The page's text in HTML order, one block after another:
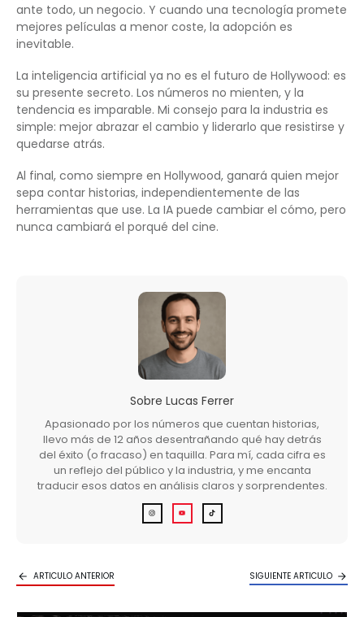
ante todo, un negocio. Y cuando una tecnología promete
mejores películas a menor coste, la adopción es
inevitable.
La inteligencia artificial ya no es el futuro de Hollywood: es
su presente secreto. Los números no mienten, y la
tendencia es imparable. Mi consejo para la industria es
simple: mejor abrazar el cambio y liderarlo que resistirse y
quedarse atrás.
Al final, como siempre en Hollywood, ganará quien mejor
sepa contar historias, independientemente de las
herramientas que use. La IA puede cambiar el cómo, pero
nunca cambiará el porqué del cine.
Sobre Lucas Ferrer
Apasionado por los números que cuentan historias,
llevo más de 12 años desentrañando qué hay detrás
del éxito (o fracaso) en taquilla. Para mí, cada cifra es
un reflejo del público y la industria, y me encanta
traducir esos datos en análisis claros y sorprendentes.
ARTICULO ANTERIOR SIGUIENTE ARTICULO